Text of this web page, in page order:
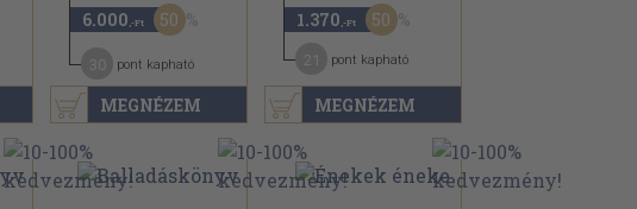
MEGNÉZEM
6.000 ,-Ft 50
pont kapható
MEGNÉZEM
1.370 ,-Ft 50
pont kapható